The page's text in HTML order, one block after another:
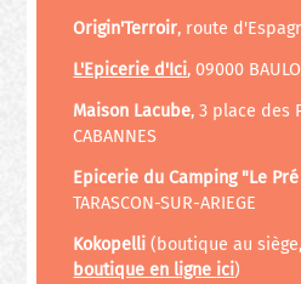
Origin'Terroir, route
L'Epicerie d'Ici, 09000
Maison Lacube, 3 place des
CABANNES
Epicerie du Camping "Le
TARASCON-SUR-ARIEGE
Kokopelli(boutique au
boutique en ligne ici)